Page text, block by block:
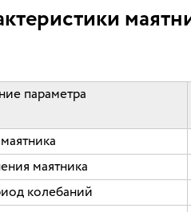
параметра
маятника
колебаний